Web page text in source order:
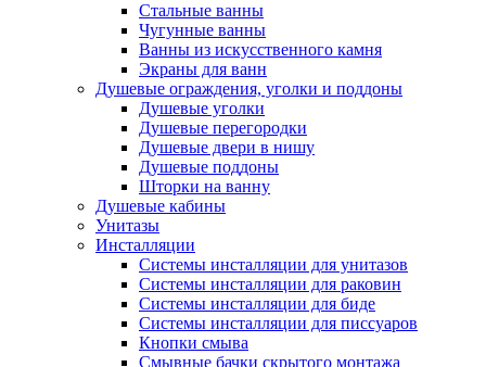
Стальные ванны
Чугунные ванны
Ванны из искусственного камня
Экраны для ванн
Душевые ограждения, уголки и поддоны
Душевые уголки
Душевые перегородки
Душевые двери в нишу
Душевые поддоны
Шторки на ванну
Душевые кабины
Унитазы
Инсталляции
Системы инсталляции для унитазов
Системы инсталляции для раковин
Системы инсталляции для биде
Системы инсталляции для писсуаров
Кнопки смыва
Смывные бачки скрытого монтажа